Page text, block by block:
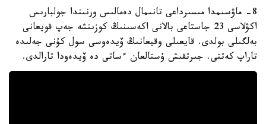
8- ماۋسىمدا مىسىرداعى تانىمال دەمالىس ورنىندا جولبارىس
اكۋلاسى 23 جاستاعى بالانى اكەسىنىڭ كوزىنشە جەپ قويعانى
بەلگىلى بولدى. قايعىلى وقيعانىڭ ۆيدەوسى سول كۇنى جەلىدە
تاراپ كەتتى. جىرتقىش ۇستالعان ءساتى دە ۆيدەودا تارالدى.